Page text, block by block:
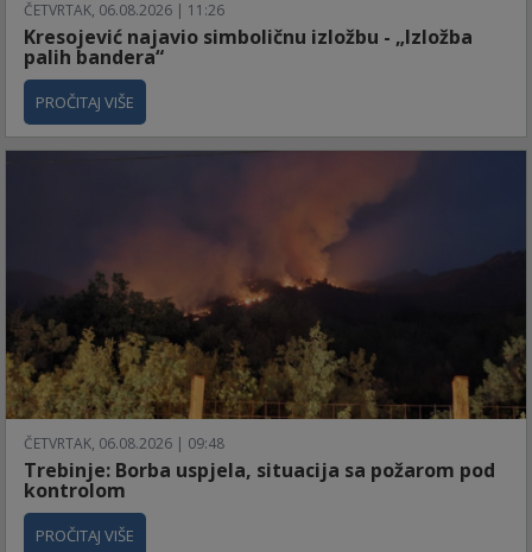
ČETVRTAK, 06.08.2026 | 11:26
Kresojević najavio simboličnu izložbu - „Izložba
palih bandera“
PROČITAJ VIŠE
ČETVRTAK, 06.08.2026 | 09:48
Trebinje: Borba uspjela, situacija sa požarom pod
kontrolom
PROČITAJ VIŠE